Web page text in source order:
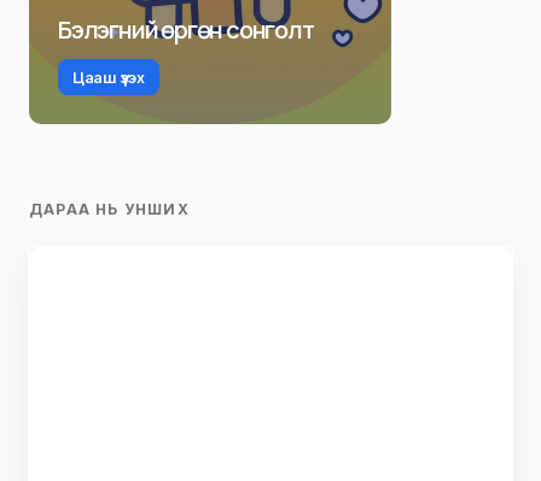
Бэлэгний өргөн сонголт
Цааш үзэх
ДАРАА НЬ УНШИХ